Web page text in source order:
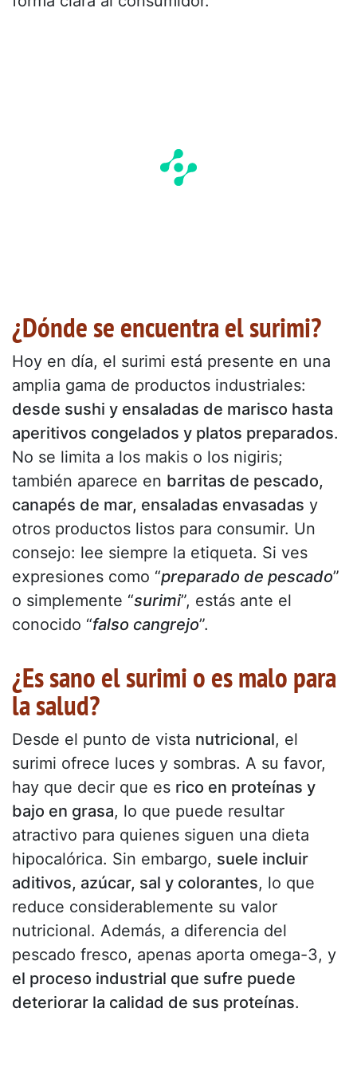
¿Dónde se encuentra el surimi?
Hoy en día, el surimi está presente en una
amplia gama de productos industriales:
desde sushi y ensaladas de marisco hasta
aperitivos congelados y platos preparados.
No se limita a los makis o los nigiris;
también aparece en barritas de pescado,
canapés de mar, ensaladas envasadas y
otros productos listos para consumir. Un
consejo: lee siempre la etiqueta. Si ves
expresiones como “preparado de pescado”
o simplemente “surimi”, estás ante el
conocido “falso cangrejo”.
¿Es sano el surimi o es malo para
la salud?
Desde el punto de vista nutricional, el
surimi ofrece luces y sombras. A su favor,
hay que decir que es rico en proteínas y
bajo en grasa, lo que puede resultar
atractivo para quienes siguen una dieta
hipocalórica. Sin embargo, suele incluir
aditivos, azúcar, sal y colorantes, lo que
reduce considerablemente su valor
nutricional. Además, a diferencia del
pescado fresco, apenas aporta omega-3, y
el proceso industrial que sufre puede
deteriorar la calidad de sus proteínas.